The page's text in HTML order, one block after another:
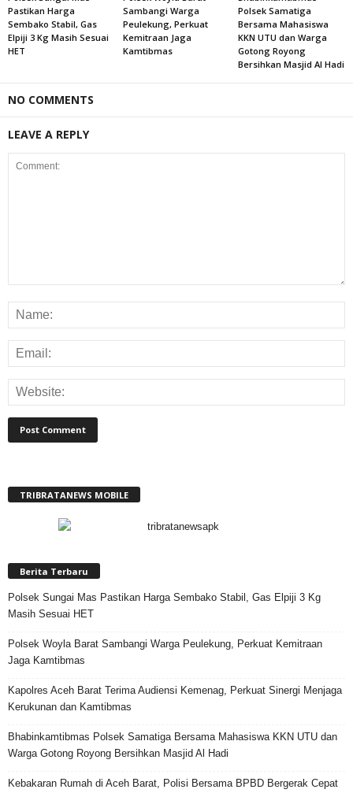
Pastikan Harga
Sembako Stabil, Gas
Elpiji 3 Kg Masih Sesuai
HET
Sambangi Warga
Peulekung, Perkuat
Kemitraan Jaga
Kamtibmas
Polsek Samatiga
Bersama Mahasiswa
KKN UTU dan Warga
Gotong Royong
Bersihkan Masjid Al Hadi
NO COMMENTS
LEAVE A REPLY
TRIBRATANEWS MOBILE
Berita Terbaru
Polsek Sungai Mas Pastikan Harga Sembako Stabil, Gas Elpiji 3 Kg
Masih Sesuai HET
Polsek Woyla Barat Sambangi Warga Peulekung, Perkuat Kemitraan
Jaga Kamtibmas
Kapolres Aceh Barat Terima Audiensi Kemenag, Perkuat Sinergi Menjaga
Kerukunan dan Kamtibmas
Bhabinkamtibmas Polsek Samatiga Bersama Mahasiswa KKN UTU dan
Warga Gotong Royong Bersihkan Masjid Al Hadi
Kebakaran Rumah di Aceh Barat, Polisi Bersama BPBD Bergerak Cepat